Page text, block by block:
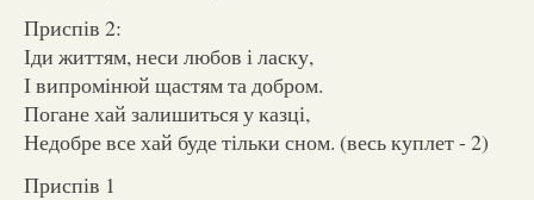
Приспів 2:
Іди життям, неси любов і ласку,
І випромінюй щастям та добром.
Погане хай залишиться у казці,
Недобре все хай буде тільки сном. (весь куплет - 2)
Приспів 1